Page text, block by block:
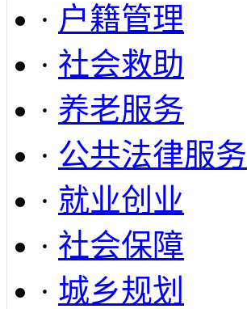
· 户籍管理
· 社会救助
· 养老服务
· 公共法律服务
· 就业创业
· 社会保障
· 城乡规划